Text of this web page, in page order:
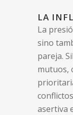
LA
La
sino
pareja.
mutuos,
asertiva